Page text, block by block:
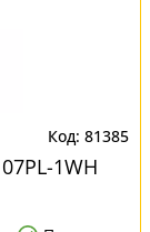
81385
1WH